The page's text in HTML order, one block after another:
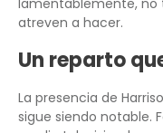
lamentablemente, no
atreven a hacer.
Un reparto
La presencia de
sigue siendo notable.